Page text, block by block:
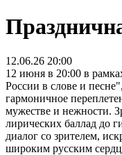
12.06.26 20:00
12 июня в 20:00 в
России в слове и
гармоничное
мужестве и нежности.
лирических баллад до
диалог со зрителем,
широким русским